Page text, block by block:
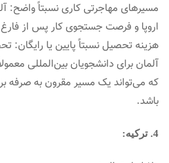
مسیرهای مهاجرتی کاری نسبتاً واضح:
اروپا و فرصت جستجوی کار پس از
هزینه تحصیل نسبتاً پایین یا رایگان:
آلمان برای دانشجویان بین‌المللی
که می‌تواند یک مسیر مقرون به صرفه
باشد.
4. ترکیه: